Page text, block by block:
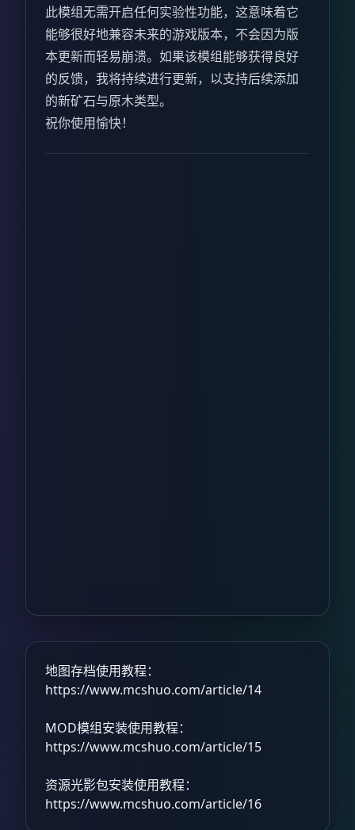
此模组无需开启任何实验性功能，这意味着它
能够很好地兼容未来的游戏版本，不会因为版
本更新而轻易崩溃。如果该模组能够获得良好
的反馈，我将持续进行更新，以支持后续添加
的新矿石与原木类型。
祝你使用愉快！
地图存档使用教程：
https://www.mcshuo.com/article/14
MOD模组安装使用教程：
https://www.mcshuo.com/article/15
资源光影包安装使用教程：
https://www.mcshuo.com/article/16